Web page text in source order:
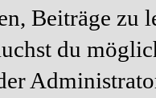
Beiträge zu
du